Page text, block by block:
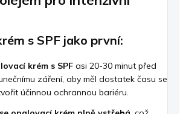
s SPF jako první:
krém s SPF asi 20-30 minut před
záření, aby měl dostatek času se
účinnou ochrannou bariéru.